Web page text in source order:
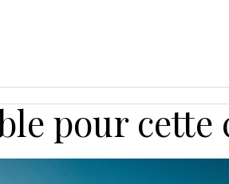
pour cette